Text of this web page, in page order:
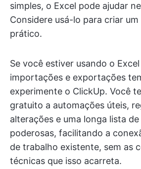
simples, o Excel pode ajudar
Considere usá-lo para criar um
prático.
Se você estiver usando o
importações e exportações
experimente o ClickUp. Você
gratuito a automações úteis,
alterações e uma longa lista
poderosas, facilitando a
de trabalho existente, sem as
técnicas que isso acarreta.